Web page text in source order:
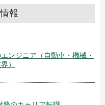
報
ンジニア（自動車・機械・
）